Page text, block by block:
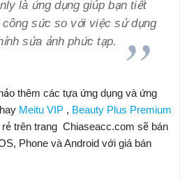
là ứng dụng giúp bạn tiết
sức so với việc sử dụng
sửa ảnh phức tạp.
thêm các tựa ứng dụng và ứng
hay Meitu VIP , Beauty Plus Premium
trên trang Chiaseacc.com sẽ bán
Phone và Android với giá bán